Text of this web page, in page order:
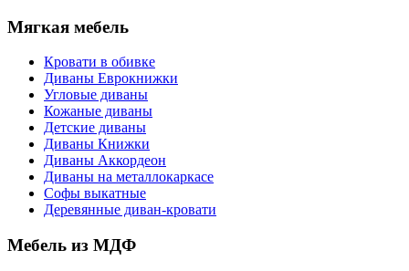
Мягкая мебель
Кровати в обивке
Диваны Еврокнижки
Угловые диваны
Кожаные диваны
Детские диваны
Диваны Книжки
Диваны Аккордеон
Диваны на металлокаркасе
Софы выкатные
Деревянные диван-кровати
Мебель из МДФ